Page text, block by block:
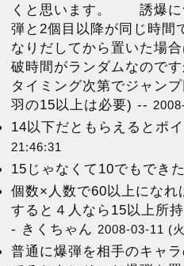
くと思います。 誘爆に
弾と2個目以降が同じ時間
なりだしてから置いた場
破時間がランダムなので
タイミング次第でジャン
羽の15以上は必要) --
14以下だともらえるとポ
21:46:31
15じゃなくて10でもで
個数×人数で60以上にな
すると４人なら15以上
- きくちゃん 2008-03-11 (
普通に爆弾を相手のキャ